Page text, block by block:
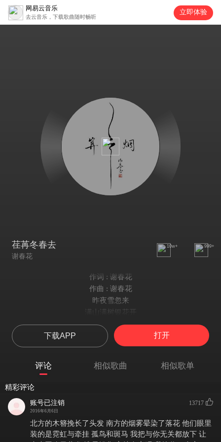
网易云音乐
去云音乐，下载歌曲随时畅听
立即体验
荏苒冬春去
谢春花
10w+ 999+
作词 : 谢春花
作曲 : 谢春花
昨夜雪忽来
满山满树银花开
像是你踏雪而来
眼神温热却满身斑白
犹记你钟爱
今宵却写尽无奈
今夕何夕故人不来迟暮连山黛
人老相会难
下载APP 打开
评论 相似歌曲 相似歌单
精彩评论
账号已注销
2016年6月6日
13717
北方的木簪挽长了头发 南方的烟雾晕染了落花 他们眼里
装的是霓虹与牵挂 孤鸟和斑马 我把与你无关都放下 让